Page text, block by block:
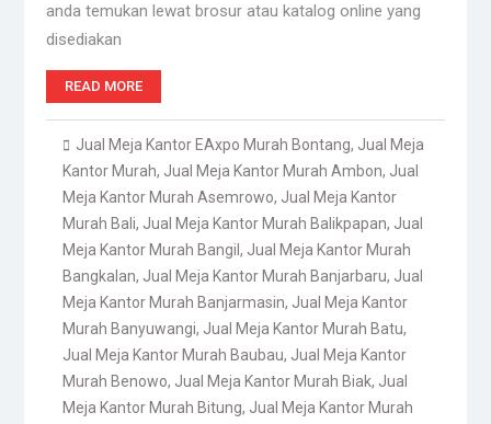
anda temukan lewat brosur atau katalog online yang
disediakan
READ MORE
Jual Meja Kantor EAxpo Murah Bontang, Jual Meja
Kantor Murah, Jual Meja Kantor Murah Ambon, Jual
Meja Kantor Murah Asemrowo, Jual Meja Kantor
Murah Bali, Jual Meja Kantor Murah Balikpapan, Jual
Meja Kantor Murah Bangil , Jual Meja Kantor Murah
Bangkalan, Jual Meja Kantor Murah Banjarbaru, Jual
Meja Kantor Murah Banjarmasin, Jual Meja Kantor
Murah Banyuwangi, Jual Meja Kantor Murah Batu,
Jual Meja Kantor Murah Baubau, Jual Meja Kantor
Murah Benowo, Jual Meja Kantor Murah Biak, Jual
Meja Kantor Murah Bitung, Jual Meja Kantor Murah